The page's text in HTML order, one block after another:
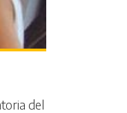
del